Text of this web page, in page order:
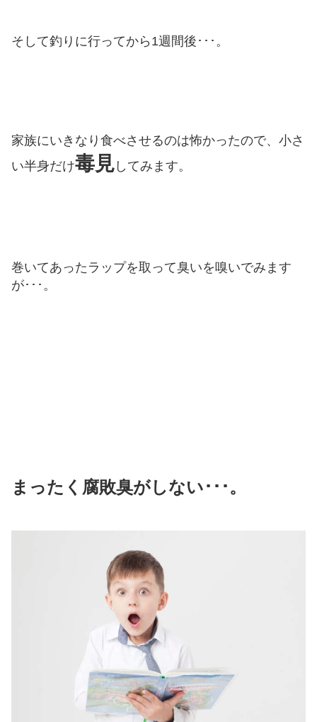
そして釣りに行ってから1週間後･･･。
家族にいきなり食べさせるのは怖かったので、小さ
い半身だけ毒見 してみます。
巻いてあったラップを取って臭いを嗅いでみます
が･･･。
まったく腐敗臭がしない･･･。